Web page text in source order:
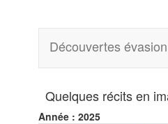
Découvertes évasion
Quelques récits en
Année : 2025